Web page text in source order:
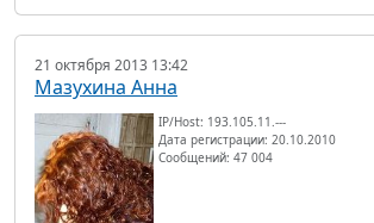
21 октября 2013 13:42
Мазухина Анна
IP/Host: 193.105.11.---
Дата регистрации: 20.10.2010
Сообщений: 47 004